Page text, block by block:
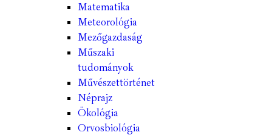
Matematika
Meteorológia
Mezőgazdaság
Műszaki
tudományok
Művészettörténet
Néprajz
Ökológia
Orvosbiológia